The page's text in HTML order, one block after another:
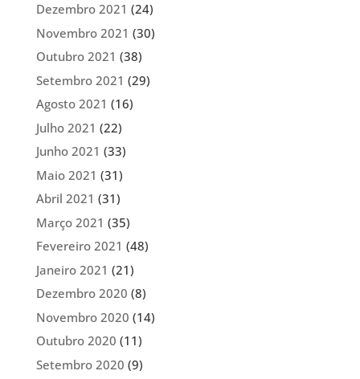
Dezembro 2021 (24)
Novembro 2021 (30)
Outubro 2021 (38)
Setembro 2021 (29)
Agosto 2021 (16)
Julho 2021 (22)
Junho 2021 (33)
Maio 2021 (31)
Abril 2021 (31)
Março 2021 (35)
Fevereiro 2021 (48)
Janeiro 2021 (21)
Dezembro 2020 (8)
Novembro 2020 (14)
Outubro 2020 (11)
Setembro 2020 (9)